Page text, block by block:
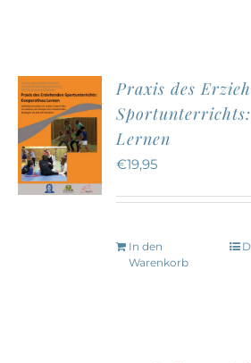
Praxis des
Lernen
€19,95
In den
Warenkorb